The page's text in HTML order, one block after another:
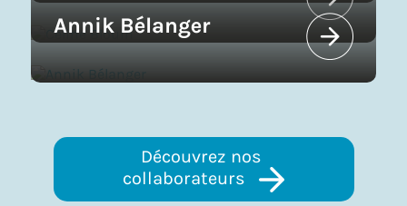
Annik Bélanger
Découvrez nos
collaborateurs